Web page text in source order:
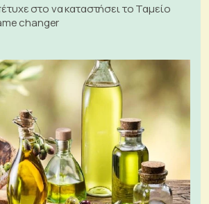
στο να καταστήσει το Ταμείο
changer